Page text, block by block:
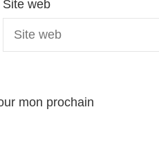
Site web
mon prochain